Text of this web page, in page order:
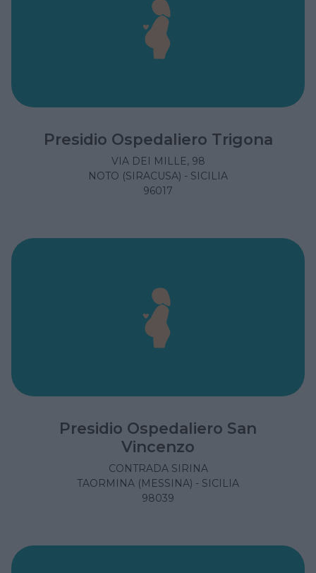
Presidio Ospedaliero Trigona
VIA DEI MILLE, 98
NOTO (SIRACUSA) - SICILIA
96017
Presidio Ospedaliero San
Vincenzo
CONTRADA SIRINA
TAORMINA (MESSINA) - SICILIA
98039